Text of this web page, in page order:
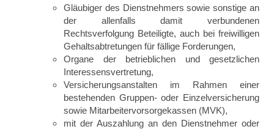
Gläubiger des Dienstnehmers sowie sonstige an
der allenfalls damit verbundenen
Rechtsverfolgung Beteiligte, auch bei freiwilligen
Gehaltsabtretungen für fällige Forderungen,
Organe der betrieblichen und gesetzlichen
Interessensvertretung,
Versicherungsanstalten im Rahmen einer
bestehenden Gruppen- oder Einzelversicherung
sowie Mitarbeitervorsorgekassen (MVK),
mit der Auszahlung an den Dienstnehmer oder